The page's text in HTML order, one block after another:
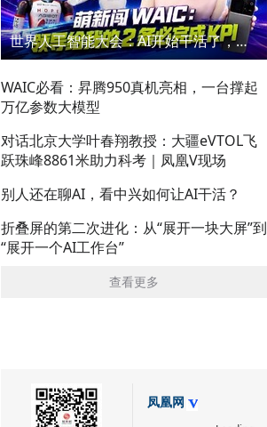
世界人工智能大会：AI开始干活了，但到底干的怎么样？萌新闯WAIC
WAIC必看：昇腾950真机亮相，一台撑起
万亿参数大模型
对话北京大学叶春翔教授：大疆eVTOL飞
跃珠峰8861米助力科考｜凤凰V现场
别人还在聊AI，看中兴如何让AI干活？
折叠屏的第二次进化：从“展开一块大屏”到
“展开一个AI工作台”
查看更多
凤凰网